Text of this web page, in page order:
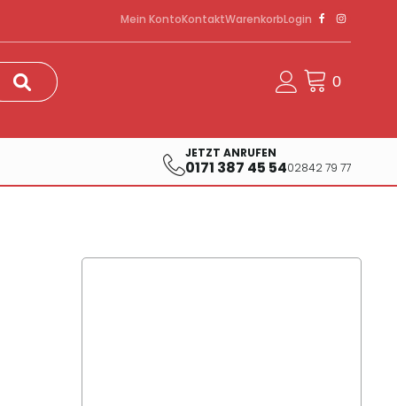
Mein KontoKontaktWarenkorbLogin
JETZT ANRUFEN
0171 387 45 5402842 79 77